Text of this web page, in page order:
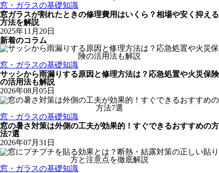
窓・ガラスの基礎知識
窓ガラスが割れたときの修理費用はいくら？相場や安く抑える
方法を解説
2025年11月20日
新着のコラム
窓・ガラスの基礎知識
サッシから雨漏りする原因と修理方法は？応急処置や火災保険
の活用法も解説
2026年08月05日
窓・ガラスの基礎知識
窓の暑さ対策は外側の工夫が効果的！すぐできるおすすめの方
法7選
2026年07月31日
窓・ガラスの基礎知識